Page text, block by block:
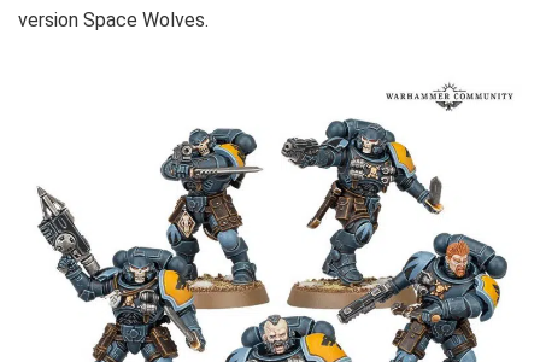
version Space Wolves.